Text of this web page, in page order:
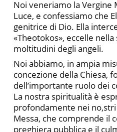
Noi veneriamo la Vergine
Luce, e confessiamo che
genitrice di Dio. Ella
«Theotokos», eccelle
moltitudini degli angeli.
Noi abbiamo, in ampia
concezione della Chiesa,
dell’importante ruolo dei
La nostra spiritualità è
profondamente nei
Messa, che comprende il
preghiera pubblica e il